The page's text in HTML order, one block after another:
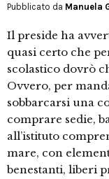
Pubblicato da Manuela
Il preside ha
quasi certo che
scolastico dovrò
Ovvero, per
sobbarcarsi una
comprare sedie,
all’istituto
mare, con
benestanti, liberi